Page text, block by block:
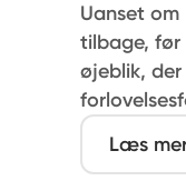
Uanset
tilbage, før
øjeblik,
Læs